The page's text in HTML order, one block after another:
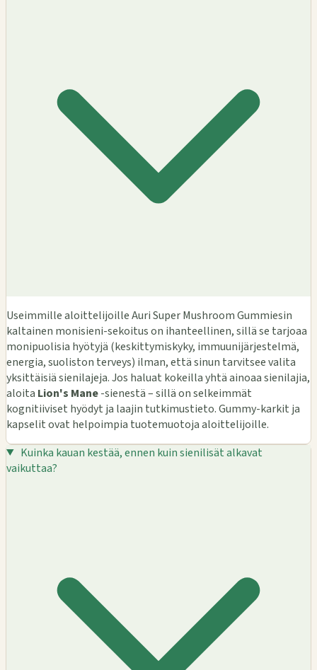
Useimmille aloittelijoille Auri Super Mushroom Gummiesin
kaltainen monisieni-sekoitus on ihanteellinen, sillä se tarjoaa
monipuolisia hyötyjä (keskittymiskyky, immuunijärjestelmä,
energia, suoliston terveys) ilman, että sinun tarvitsee valita
yksittäisiä sienilajeja. Jos haluat kokeilla yhtä ainoaa sienilajia,
aloita Lion's Mane-sienestä – sillä on selkeimmät
kognitiiviset hyödyt ja laajin tutkimustieto. Gummy-karkit ja
kapselit ovat helpoimpia tuotemuotoja aloittelijoille.
Kuinka kauan kestää, ennen kuin sienilisät alkavat
vaikuttaa?